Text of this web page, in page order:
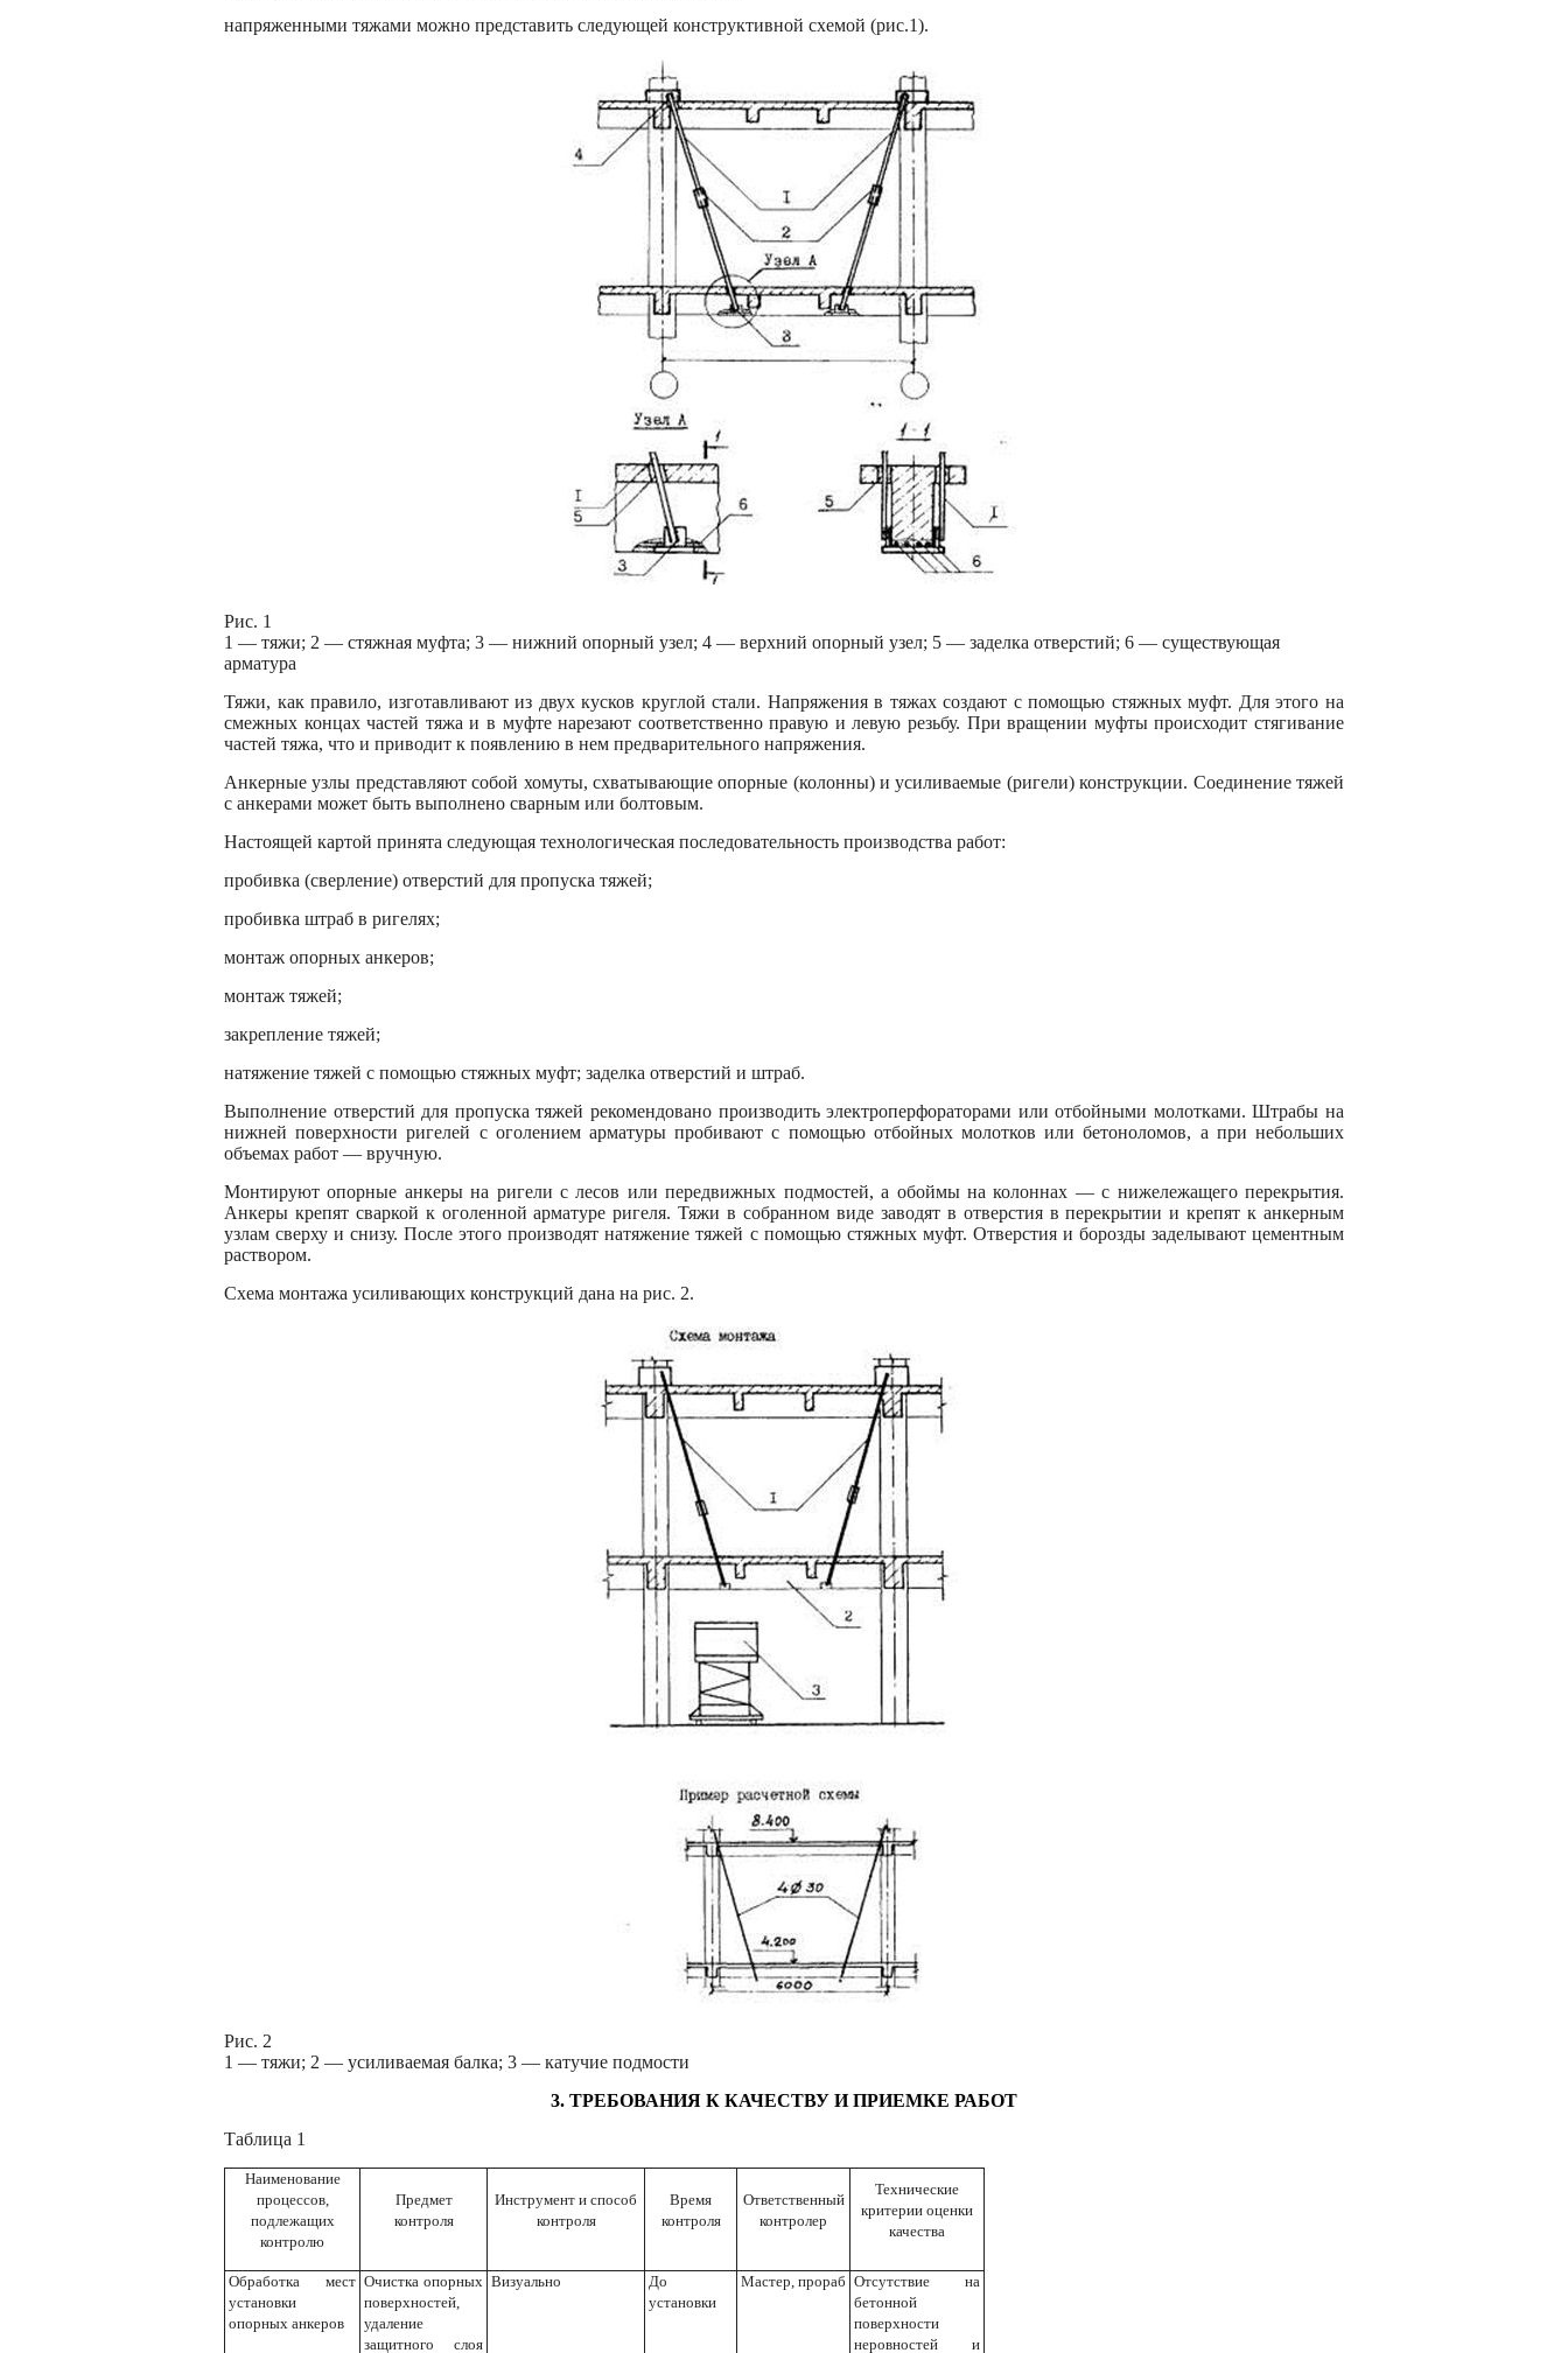
напряженными тяжами можно представить следующей конструктивной схемой (рис.1).
Рис. 1
1 — тяжи; 2 — стяжная муфта; 3 — нижний опорный узел; 4 — верхний опорный узел; 5 — заделка отверстий; 6 — существующая
арматура
Тяжи, как правило, изготавливают из двух кусков круглой стали. Напряжения в тяжах создают с помощью стяжных муфт. Для этого на
смежных концах частей тяжа и в муфте нарезают соответственно правую и левую резьбу. При вращении муфты происходит стягивание
частей тяжа, что и приводит к появлению в нем предварительного напряжения.
Анкерные узлы представляют собой хомуты, схватывающие опорные (колонны) и усиливаемые (ригели) конструкции. Соединение тяжей
с анкерами может быть выполнено сварным или болтовым.
Настоящей картой принята следующая технологическая последовательность производства работ:
пробивка (сверление) отверстий для пропуска тяжей;
пробивка штраб в ригелях;
монтаж опорных анкеров;
монтаж тяжей;
закрепление тяжей;
натяжение тяжей с помощью стяжных муфт; заделка отверстий и штраб.
Выполнение отверстий для пропуска тяжей рекомендовано производить электроперфораторами или отбойными молотками. Штрабы на
нижней поверхности ригелей с оголением арматуры пробивают с помощью отбойных молотков или бетоноломов, а при небольших
объемах работ — вручную.
Монтируют опорные анкеры на ригели с лесов или передвижных подмостей, а обоймы на колоннах — с нижележащего перекрытия.
Анкеры крепят сваркой к оголенной арматуре ригеля. Тяжи в собранном виде заводят в отверстия в перекрытии и крепят к анкерным
узлам сверху и снизу. После этого производят натяжение тяжей с помощью стяжных муфт. Отверстия и борозды заделывают цементным
раствором.
Схема монтажа усиливающих конструкций дана на рис. 2.
Рис. 2
1 — тяжи; 2 — усиливаемая балка; 3 — катучие подмости
3. ТРЕБОВАНИЯ К КАЧЕСТВУ И ПРИЕМКЕ РАБОТ
Таблица 1
Наименование
процессов,
подлежащих
контролю
Предмет
контроля
Инструмент и способ
контроля
Время
контроля
Ответственный
контролер
Технические
критерии оценки
качества
Обработка мест
установки
опорных анкеров
Очистка опорных
поверхностей,
удаление
защитного слоя
Визуально
До
установки
Мастер, прораб Отсутствие на
бетонной
поверхности
неровностей и